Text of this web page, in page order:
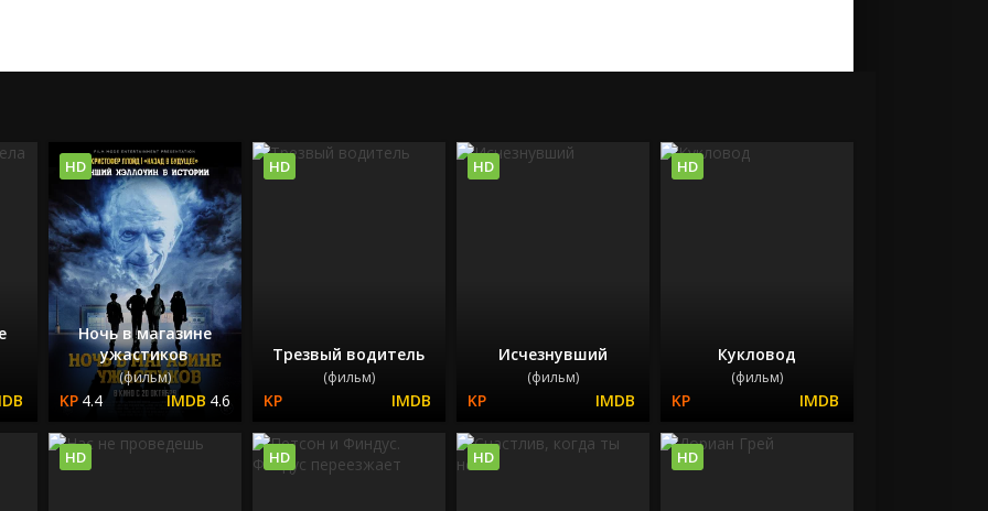
Ночь в магазине
ужастиков
(фильм)
4.4 4.6
HD
Трезвый водитель
(фильм)
HD
Исчезнувший
(фильм)
HD
Кукловод
(фильм)
HD
HD HD HD HD